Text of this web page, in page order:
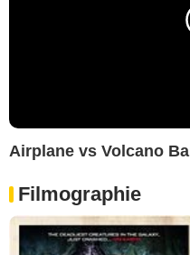
Airplane vs Volcano
Filmographie